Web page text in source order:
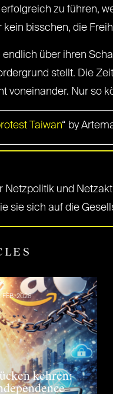
zu führen,
bisschen, die
über ihren
stellt. Die
voneinander. Nur so
Taiwan“ by
und
sie sich auf die
FEB. 2026
kehren: